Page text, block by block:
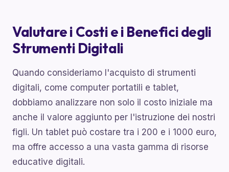
Valutare i Costi e i Benefici degli
Strumenti Digitali
Quando consideriamo l'acquisto di strumenti
digitali, come computer portatili e tablet,
dobbiamo analizzare non solo il costo iniziale ma
anche il valore aggiunto per l'istruzione dei nostri
figli. Un tablet può costare tra i 200 e i 1000 euro,
ma offre accesso a una vasta gamma di risorse
educative digitali.